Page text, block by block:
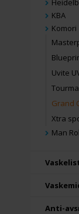
KBA
Komori
Uvite
Grand
Xtra
Man
Anti-